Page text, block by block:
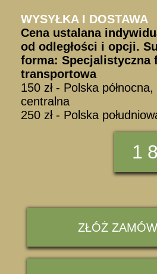
WYSYŁKA I DOSTAWA
Cena ustalana
od odległości i opcji.
forma: Specjalistyczna
transportowa
150 zł - Polska
centralna
250 zł - Polska
1
ZŁÓŻ